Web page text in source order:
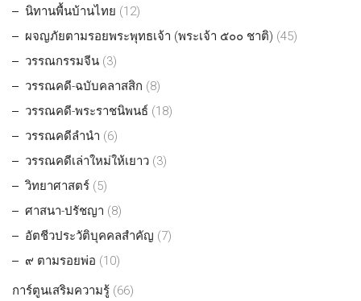
นิทานพื้นบ้านไทย (12)
ผจญภัยตามรอยพระพุทธเจ้า (พระเจ้า ๕๐๐ ชาติ) (45)
วรรณกรรมจีน (3)
วรรณคดี-ฉบับคลาสสิก (8)
วรรณคดี-พระราชนิพนธ์ (18)
วรรณคดีลำนำ (6)
วรรณคดีเล่าใหม่ให้เยาว (3)
วิทยาศาสตร์ (5)
ศาสนา-ปรัชญา (8)
อัตชีวประวัติบุคคลสำคัญ (7)
๙ ตามรอยพ่อ (10)
การ์ตูนเสริมความรู้ (66)